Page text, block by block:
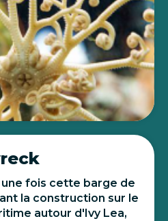
fois cette barge de
la construction sur le
autour d'Ivy Lea,